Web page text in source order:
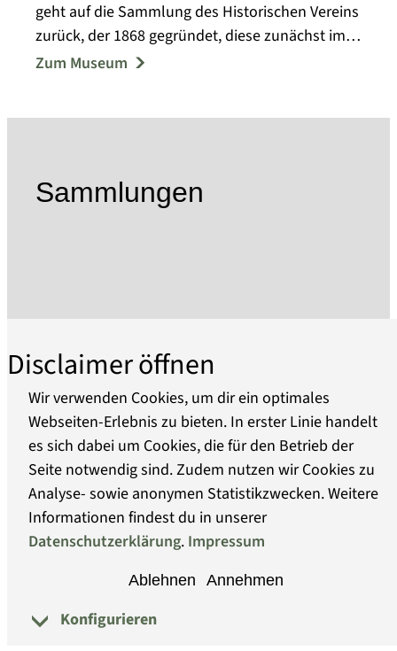
geht auf die Sammlung des Historischen Vereins
zurück, der 1868 gegründet, diese zunächst im
Steintorturm, ab 1923 im barocken Frey-Haus
übergaben seine Erben 1939 der Stadt über,
ebenso übergab der Historische Verein die
Haus mit seiner Dauerausstellung zu "Alchemie
und Alltag" und den mittelalterlichen
Steintortum in der Neustadt mit der Sammlung
zu Havelschifffahrt.
Im Frey-Haus wird in wechselnden
Sonderausstellungen die jüngere
Stadtgeschichte gezeigt, deren Ereignisse das
Leben der Brandenburger bis heute prägen
sowie eine ständige Ausstellung zur über
Brandenburg an der Havel, die Kinder wie
Sammler für das Blech- und Lineol-Spielzeug
"Made in Brandenburg an der Havel" begeistert.
Zum Museum
Sammlungen
Über uns
Barrierefreiheit
Datenschutz
© Museumsverband Brandenburg
Disclaimer öffnen
Wir verwenden Cookies, um dir ein optimales
Webseiten-Erlebnis zu bieten. In erster Linie handelt
es sich dabei um Cookies, die für den Betrieb der
Seite notwendig sind. Zudem nutzen wir Cookies zu
Analyse- sowie anonymen Statistikzwecken. Weitere
Informationen findest du in unserer
Datenschutzerklärung. Impressum
Ablehnen Annehmen
Konfigurieren